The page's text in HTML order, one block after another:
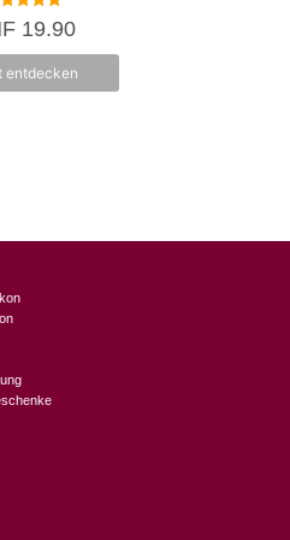
5.00
von 5
19.90
entdecken